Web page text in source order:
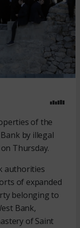
of the
by illegal
Thursday.
authorities
of expanded
belonging to
Bank,
of Saint